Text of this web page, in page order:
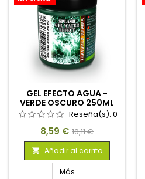
GEL EFECTO AGUA -
VERDE OSCURO 250ML
Reseña(s): 0
Precio
8,59 € Precio
base
10,11 €
 Añadir al carrito
Más